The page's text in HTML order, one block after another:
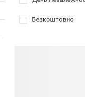
Безкоштовно